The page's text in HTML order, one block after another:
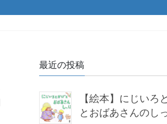
最近の投稿
【絵本】にじいろ
とおばあさんのし